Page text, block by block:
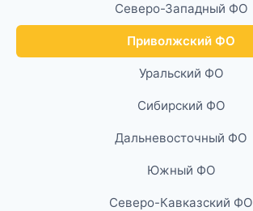
Северо-Западный ФО
Приволжский ФО
Уральский ФО
Сибирский ФО
Дальневосточный ФО
Южный ФО
Северо-Кавказский ФО